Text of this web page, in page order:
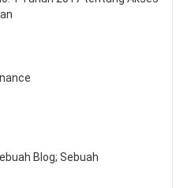
Blog; Sebuah